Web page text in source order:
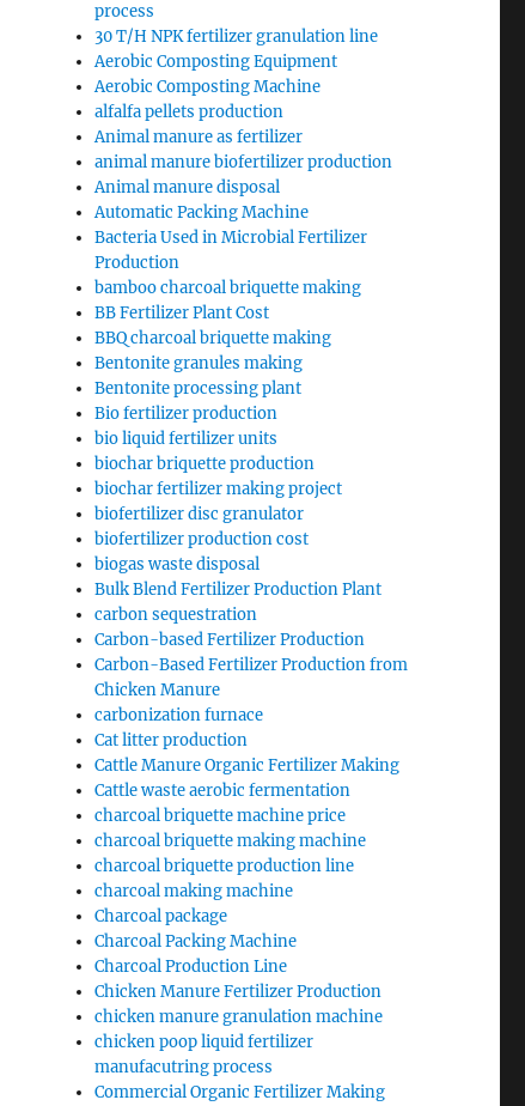
process
30 T/H NPK fertilizer granulation line
Aerobic Composting Equipment
Aerobic Composting Machine
alfalfa pellets production
Animal manure as fertilizer
animal manure biofertilizer production
Animal manure disposal
Automatic Packing Machine
Bacteria Used in Microbial Fertilizer
Production
bamboo charcoal briquette making
BB Fertilizer Plant Cost
BBQ charcoal briquette making
Bentonite granules making
Bentonite processing plant
Bio fertilizer production
bio liquid fertilizer units
biochar briquette production
biochar fertilizer making project
biofertilizer disc granulator
biofertilizer production cost
biogas waste disposal
Bulk Blend Fertilizer Production Plant
carbon sequestration
Carbon-based Fertilizer Production
Carbon-Based Fertilizer Production from
Chicken Manure
carbonization furnace
Cat litter production
Cattle Manure Organic Fertilizer Making
Cattle waste aerobic fermentation
charcoal briquette machine price
charcoal briquette making machine
charcoal briquette production line
charcoal making machine
Charcoal package
Charcoal Packing Machine
Charcoal Production Line
Chicken Manure Fertilizer Production
chicken manure granulation machine
chicken poop liquid fertilizer
manufacutring process
Commercial Organic Fertilizer Making